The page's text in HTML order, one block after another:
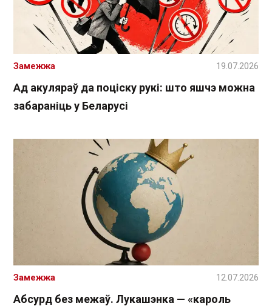
Ад акуляраў да поціску рукі: што яшчэ можна
забараніць у Беларусі
Замежжа 19.07.2026
Абсурд без межаў. Лукашэнка — «кароль
Замежжа 12.07.2026